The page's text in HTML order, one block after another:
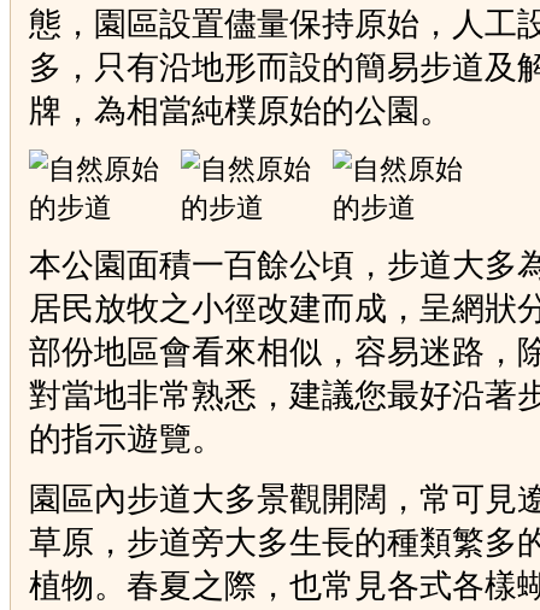
態，園區設置儘量保持原始，人工
多，只有沿地形而設的簡易步道及
牌，為相當純樸原始的公園。
本公園面積一百餘公頃，步道大多
居民放牧之小徑改建而成，呈網狀
部份地區會看來相似，容易迷路，
對當地非常熟悉，建議您最好沿著
的指示遊覽。
園區內步道大多景觀開闊，常可見
草原，步道旁大多生長的種類繁多
植物。春夏之際，也常見各式各樣